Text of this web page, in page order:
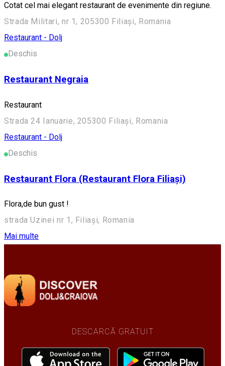
Cotat cel mai elegant restaurant de evenimente din regiune.
Strada Militari, nr 1, 205300 Filiași, Romania
Restaurant - Dolj
Deschis
Restaurant Negraia
Restaurant
Strada 24 Ianuarie, 205300 Filiași, Romania
Restaurant - Dolj
Deschis
Restaurant Flora (Restaurant Flora Filiași)
Flora,de bun gust !
strada Uzinei nr 1, Filiași, Romania
Mai multe
DESCARCĂ GRATUIT